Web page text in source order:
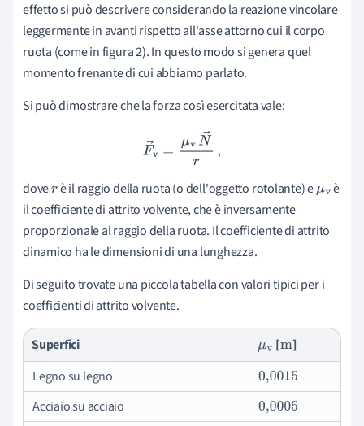
effetto si può descrivere considerando la reazione vincolare
leggermente in avanti rispetto all'asse attorno cui il corpo
ruota (come in figura 2). In questo modo si genera quel
momento frenante di cui abbiamo parlato.
Si può dimostrare che la forza così esercitata vale:
F
μvN→r,
doverè il raggio della ruota (o dell'oggetto rotolante) eμv è
il coefficiente di attrito volvente, che è inversamente
proporzionale al raggio della ruota. Il coefficiente di attrito
dinamico ha le dimensioni di una lunghezza.
Di seguito trovate una piccola tabella con valori tipici per i
coefficienti di attrito volvente.
Superfici μv [m]
Legno su legno
0,0015
Acciaio su acciaio
0,0005